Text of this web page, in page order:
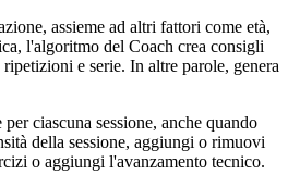
assieme ad altri fattori come età,
l'algoritmo del Coach crea consigli
e serie. In altre parole, genera
ciascuna sessione, anche quando
della sessione, aggiungi o rimuovi
o aggiungi l'avanzamento tecnico.